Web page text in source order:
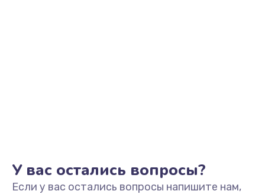
У вас остались вопросы?
Если у вас остались вопросы напишите нам,